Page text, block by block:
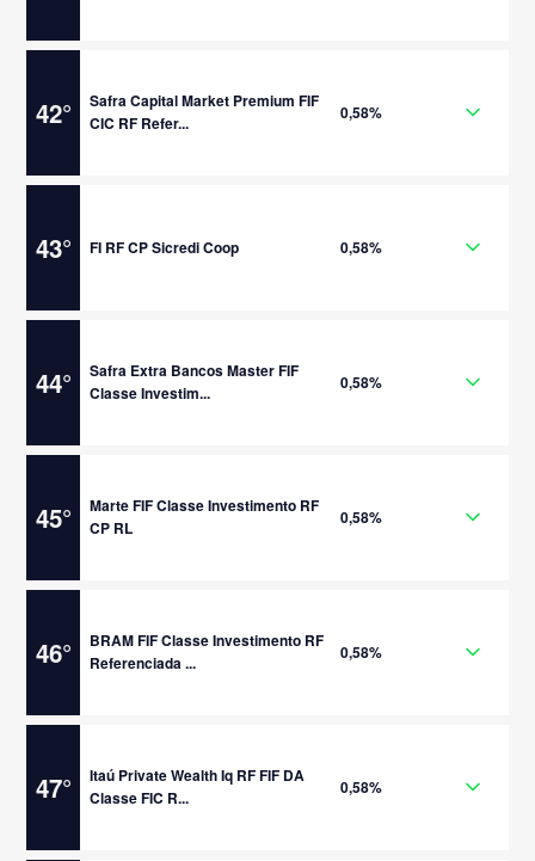
42°
Safra Capital Market Premium FIF
CIC RF Refer...
0,58%
43° FI RF CP Sicredi Coop 0,58%
44°
Safra Extra Bancos Master FIF
Classe Investim...
0,58%
45°
Marte FIF Classe Investimento RF
CP RL
0,58%
46°
BRAM FIF Classe Investimento RF
Referenciada ...
0,58%
47°
Itaú Private Wealth Iq RF FIF DA
Classe FIC R...
0,58%